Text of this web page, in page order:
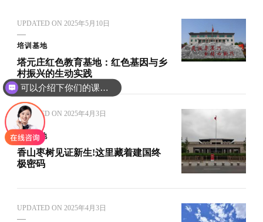
UPDATED ON 2025年5月10日
培训基地
塔元庄红色教育基地：红色基因与乡
村振兴的生动实践
UPDATED ON 2025年4月3日
培训基地
香山枣树见证新生!这里藏着建国终
极密码
UPDATED ON 2025年4月3日
可以介绍下你们的课程吗？